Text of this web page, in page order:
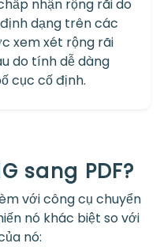
nhận rộng rãi do
dạng trên các
xem xét rộng rãi
do tính dễ dàng
cục cố định.
sang PDF?
với công cụ chuyển
nó khác biệt so với
nó: